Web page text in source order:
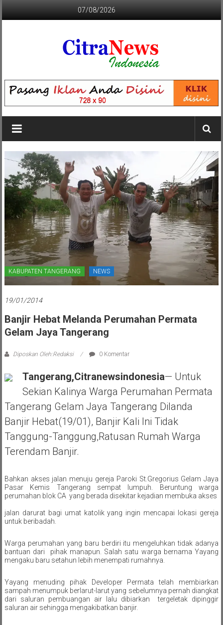
07/08/2026
CITRANEWS
INDONESIA
BERANI
DAN
KRISTIS
KABUPATEN TANGERANG NEWS
19/01/2014
Banjir Hebat Melanda Perumahan Permata
Gelam Jaya Tangerang
Diposkan Oleh:Redaksi 0 Komentar
Tangerang,Citranewsindonesia— Untuk
Sekian Kalinya Warga Perumahan Permata
Tangerang Gelam Jaya Tangerang Dilanda
Banjir Hebat(19/01), Banjir Kali Ini Tidak
Tanggung-Tanggung,ratusan Rumah Warga
Terendam Banjir.
Bahkan akses jalan menuju gereja Paroki St.Gregorius Gelam Jaya
Pasar Kemis Tangerang sempat lumpuh. Beruntung warga
perumahan blok CA  yang berada disekitar kejadian membuka akses
jalan darurat bagi umat katolik yang ingin mencapai lokasi gereja
untuk beribadah.
Warga perumahan yang baru berdiri itu mengeluhkan tidak adanya
bantuan dari  pihak manapun. Salah satu warga bernama Yayang
mengaku baru setahun lebih menempati rumahnya.
Yayang menuding pihak Developer Permata telah membiarkan
sampah menumpuk berlarut-larut yang sebelumnya pernah diangkat
dari saluran pembuangan air lalu dibiarkan  tergeletak dipinggir
saluran air sehingga mengakibatkan banjir.